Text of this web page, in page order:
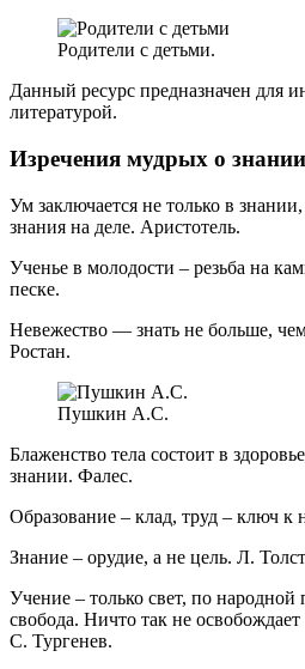
Родители с детьми.
Данный ресурс предназначен для
литературой.
Изречения мудрых о
Ум заключается не только в
знания на деле. Аристотель.
Ученье в молодости – резьба на
песке.
Невежество — знать не больше,
Ростан.
Пушкин А.С.
Блаженство тела состоит в
знании. Фалес.
Образование – клад, труд – ключ к
Знание – орудие, а не цель. Л.
Учение – только свет, по
свобода. Ничто так не
С. Тургенев.